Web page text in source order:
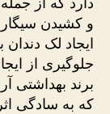
و کشیدن
ایجاد لک
جلوگیری از
برند بهداشتی
که به سادگی